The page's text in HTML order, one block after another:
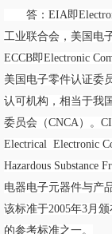
答：EIA即
工业联合会，美国电
ECCB即Electronic
美国电子零件认证委
认可机构，相当于我
委员会（CNCA）。
Electrical Electronic
Hazardous Substance
电器电子元器件与产
该标准于2005年3月
的参考标准之一。